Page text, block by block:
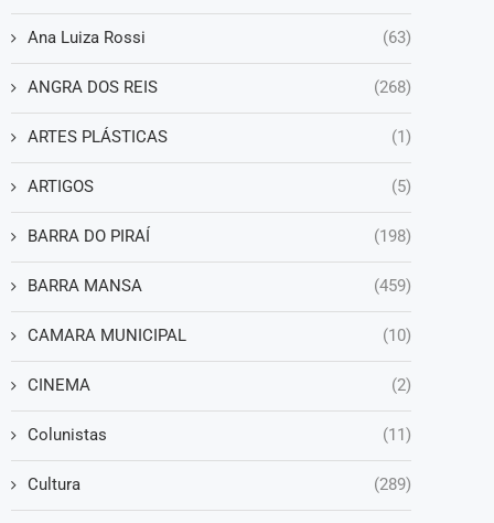
Ana Luiza Rossi (63)
ANGRA DOS REIS (268)
ARTES PLÁSTICAS (1)
ARTIGOS (5)
BARRA DO PIRAÍ (198)
BARRA MANSA (459)
CAMARA MUNICIPAL (10)
CINEMA (2)
Colunistas (11)
Cultura (289)